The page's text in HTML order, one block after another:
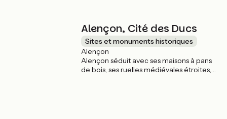
convivial où vous pourrez découvrir son
patrimoine naturel et culturel.
Alençon, Cité des Ducs
Sites et monuments historiques
Alençon
Alençon séduit avec ses maisons à pans
de bois, ses ruelles médiévales étroites,